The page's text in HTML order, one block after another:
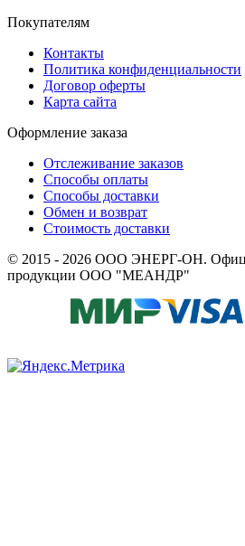
Покупателям
Контакты
Политика конфиденциальности
Договор оферты
Карта сайта
Оформление заказа
Отслеживание заказов
Способы оплаты
Способы доставки
Обмен и возврат
Стоимость доставки
© 2015 - 2026 ООО ЭНЕРГ-ОН.
продукции ООО "МЕАНДР"